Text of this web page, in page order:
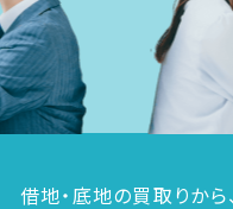
借地・底地の買取りから、